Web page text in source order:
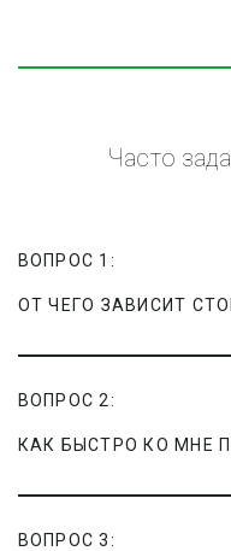
Часто
ВОПРОС 1:
ОТ ЧЕГО ЗАВИСИТ
ВОПРОС 2:
КАК БЫСТРО КО МНЕ
ВОПРОС 3: